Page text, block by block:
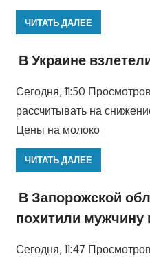
ЧИТАТЬ ДАЛЕЕ
В Украине
Сегодня, 11:50
рассчитывать на
Цены на молоко
ЧИТАТЬ ДАЛЕЕ
В Запорожской
похитили мужчину
Сегодня, 11:47